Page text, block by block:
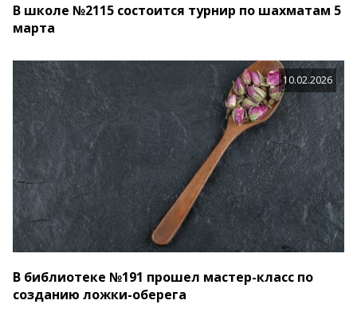
В школе №2115 состоится турнир по шахматам 5
марта
10.02.2026
В библиотеке №191 прошел мастер-класс по
созданию ложки-оберега